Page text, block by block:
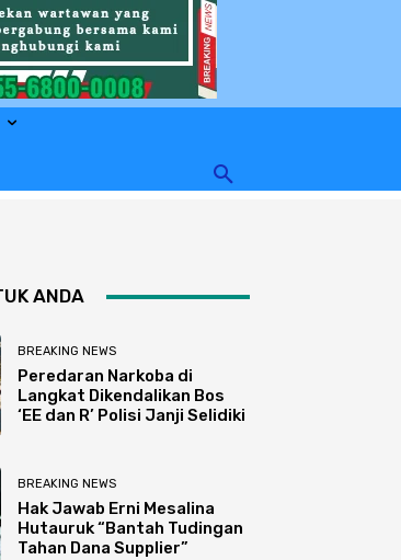
ANDA
BREAKING NEWS
Peredaran Narkoba di
Langkat Dikendalikan Bos
‘EE dan R’ Polisi Janji Selidiki
BREAKING NEWS
Hak Jawab Erni Mesalina
Hutauruk “Bantah Tudingan
Tahan Dana Supplier”